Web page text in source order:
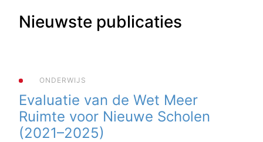
Nieuwste publicaties
ONDERWIJS
Evaluatie van de Wet Meer
Ruimte voor Nieuwe Scholen
(2021–2025)